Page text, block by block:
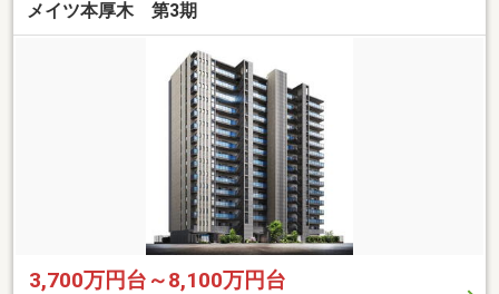
メイツ本厚木 第3期
3,700万円台～8,100万円台